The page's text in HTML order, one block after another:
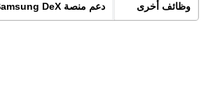
وظائف أخرى دعم منصة Samsung DeX